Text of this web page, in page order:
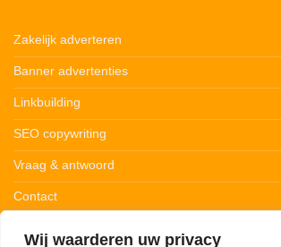
Wij waarderen uw privacy
Zakelijk adverteren
Banner advertenties
Linkbuilding
SEO copywriting
Vraag & antwoord
Contact